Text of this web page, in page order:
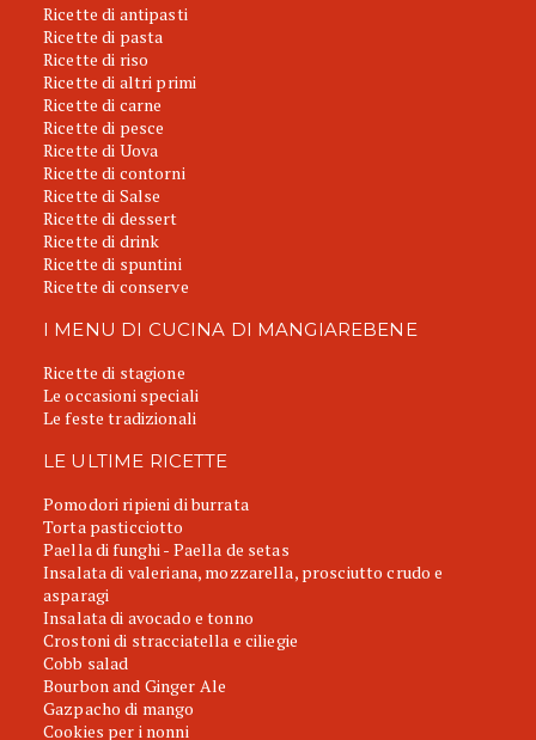
Ricette di antipasti
Ricette di pasta
Ricette di riso
Ricette di altri primi
Ricette di carne
Ricette di pesce
Ricette di Uova
Ricette di contorni
Ricette di Salse
Ricette di dessert
Ricette di drink
Ricette di spuntini
Ricette di conserve
I MENU DI CUCINA DI MANGIAREBENE
Ricette di stagione
Le occasioni speciali
Le feste tradizionali
LE ULTIME RICETTE
Pomodori ripieni di burrata
Torta pasticciotto
Paella di funghi - Paella de setas
Insalata di valeriana, mozzarella, prosciutto crudo e
asparagi
Insalata di avocado e tonno
Crostoni di stracciatella e ciliegie
Cobb salad
Bourbon and Ginger Ale
Gazpacho di mango
Cookies per i nonni